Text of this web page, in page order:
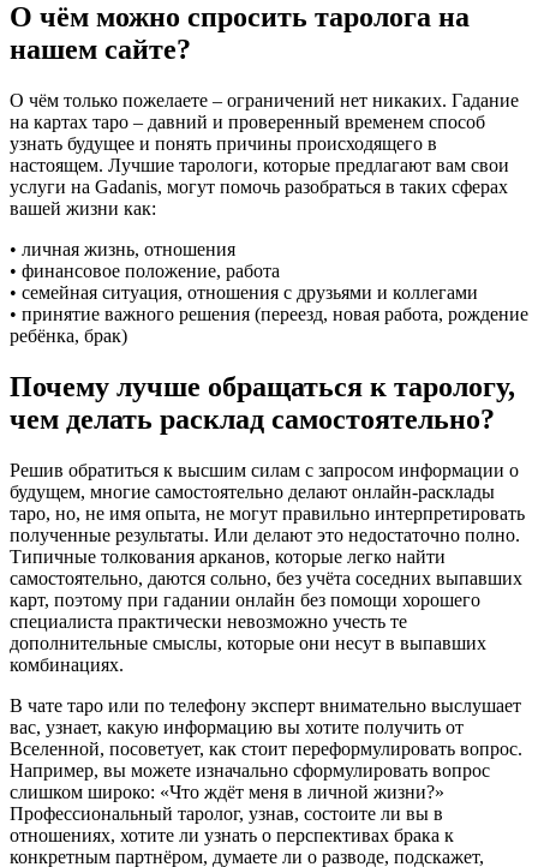
О чём можно спросить таролога на
нашем сайте?
О чём только пожелаете – ограничений нет никаких. Гадание
на картах таро – давний и проверенный временем способ
узнать будущее и понять причины происходящего в
настоящем. Лучшие тарологи, которые предлагают вам свои
услуги на Gadanis, могут помочь разобраться в таких сферах
вашей жизни как:
• личная жизнь, отношения
• финансовое положение, работа
• семейная ситуация, отношения с друзьями и коллегами
• принятие важного решения (переезд, новая работа, рождение
ребёнка, брак)
Почему лучше обращаться к тарологу,
чем делать расклад самостоятельно?
Решив обратиться к высшим силам с запросом информации о
будущем, многие самостоятельно делают онлайн-расклады
таро, но, не имя опыта, не могут правильно интерпретировать
полученные результаты. Или делают это недостаточно полно.
Типичные толкования арканов, которые легко найти
самостоятельно, даются сольно, без учёта соседних выпавших
карт, поэтому при гадании онлайн без помощи хорошего
специалиста практически невозможно учесть те
дополнительные смыслы, которые они несут в выпавших
комбинациях.
В чате таро или по телефону эксперт внимательно выслушает
вас, узнает, какую информацию вы хотите получить от
Вселенной, посоветует, как стоит переформулировать вопрос.
Например, вы можете изначально сформулировать вопрос
слишком широко: «Что ждёт меня в личной жизни?»
Профессиональный таролог, узнав, состоите ли вы в
отношениях, хотите ли узнать о перспективах брака к
конкретным партнёром, думаете ли о разводе, подскажет,